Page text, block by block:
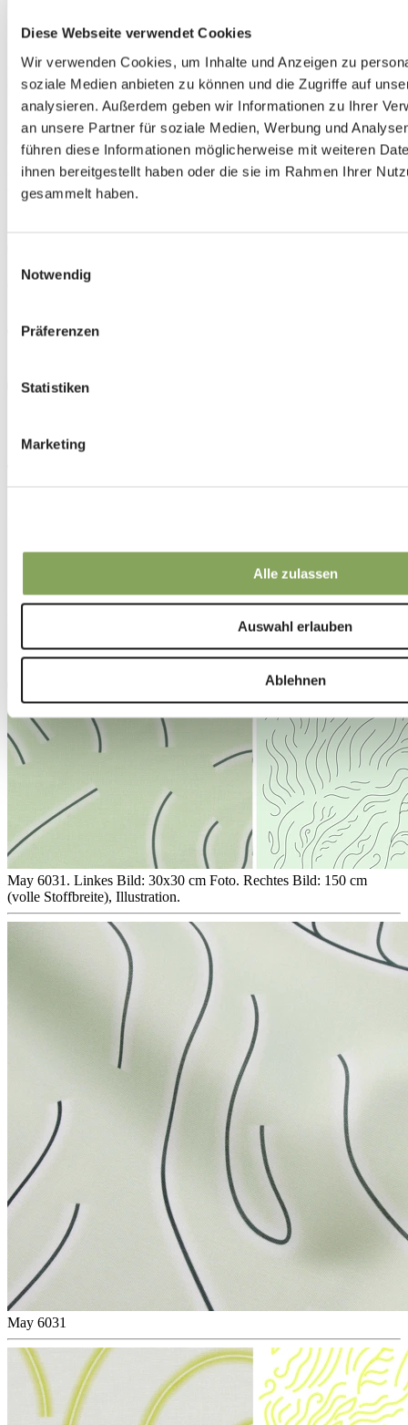
Diese Webseite verwendet Cookies
Wir verwenden Cookies, um Inhalte und Anzeigen zu
soziale Medien anbieten zu können und die Zugriffe auf
analysieren. Außerdem geben wir Informationen zu Ihrer
an unsere Partner für soziale Medien, Werbung und
führen diese Informationen möglicherweise mit weiteren
ihnen bereitgestellt haben oder die sie im Rahmen Ihrer
gesammelt haben.
Notwendig
Präferenzen
Statistiken
Marketing
Alle zulassen
Auswahl erlauben
Ablehnen
May 5724. Linkes Bild: 30x30 cm Foto. Rechtes Bild: 150 cm
(volle Stoffbreite), Illustration.
May 5724
May 6031. Linkes Bild: 30x30 cm Foto. Rechtes Bild: 150 cm
(volle Stoffbreite), Illustration.
May 6031